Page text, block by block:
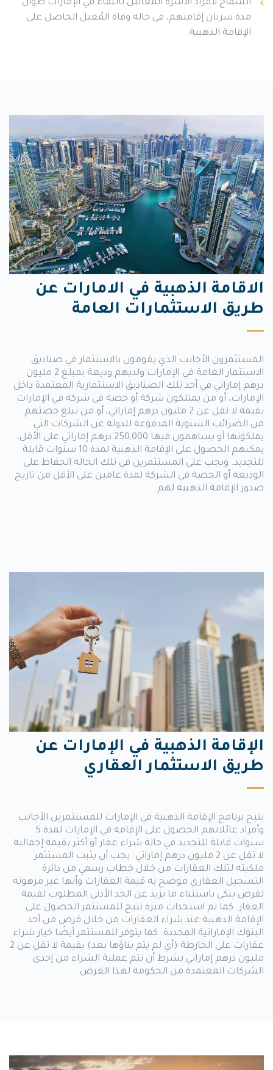
السماح لأفراد الأسرة المُعالين بالبقاء في الإمارات طوال
مدة سريان إقامتهم، في حالة وفاة المُعيل الحاصل على
الإقامة الذهبية.
الاقامة الذهبية في الامارات عن
طريق الاستثمارات العامة
المستثمرون الأجانب الذي يقومون بالاستثمار في صناديق
الاستثمار العامة في الإمارات ولديهم وديعة بمبلغ 2 مليون
درهم إماراتي في أحد تلك الصناديق الاستثمارية المعتمدة داخل
الإمارات، أو من يمتلكون شركة أو حصة في شركة في الإمارات
بقيمة لا تقل عن 2 مليون درهم إماراتي، أو من تبلغ حصتهم
من الضرائب السنوية المدفوعة للدولة عن الشركات التي
يملكونها أو يساهمون فيها 250,000 درهم إماراتي على الأقل،
يمكنهم الحصول على الإقامة الذهبية لمدة 10 سنوات قابلة
للتجديد. ويجب على المستثمرين في تلك الحالة الحفاظ على
الوديعة أو الحصة في الشركة لمدة عامين على الأقل من تاريخ
صدور الإقامة الذهبية لهم.
الإقامة الذهبية في الإمارات عن
طريق الاستثمار العقاري
يتيح برنامج الإقامة الذهبية في الإمارات للمستثمرين الأجانب
وأفراد عائلاتهم الحصول على الإقامة في الإمارات لمدة 5
سنوات قابلة للتجديد في حالة شراء عقار أو أكثر بقيمة إجمالية
لا تقل عن 2 مليون درهم إماراتي. يجب أن يثبت المستثمر
ملكيته لتلك العقارات من خلال خطاب رسمي من دائرة
التسجيل العقاري موضح به قيمة العقارات وأنها غير مرهونة
لقرض بنكي باستثناء ما يزيد عن الحد الأدنى المطلوب لقيمة
العقار. كما تم استحداث ميزة تتيح للمستثمر الحصول على
الإقامة الذهبية عند شراء العقارات من خلال قرض من أحد
البنوك الإماراتية المحددة. كما يتوفر للمستثمر أيضًا خيار شراء
عقارات على الخارطة (أي لم يتم بناؤها بعد) بقيمة لا تقل عن 2
مليون درهم إماراتي بشرط أن تتم عملية الشراء من إحدى
الشركات المعتمدة من الحكومة لهذا الغرض.